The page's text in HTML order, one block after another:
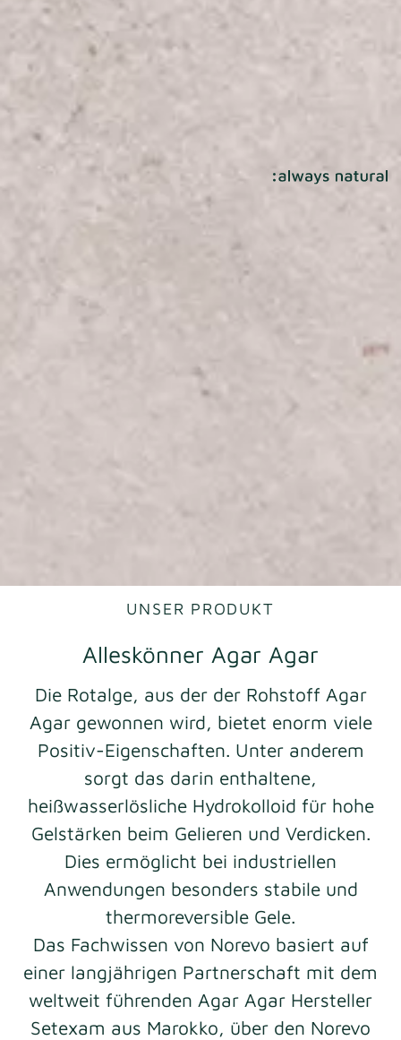
UNSER PRODUKT
Alleskönner Agar Agar
Die Rotalge, aus der der Rohstoff Agar
Agar gewonnen wird, bietet enorm viele
Positiv-Eigenschaften. Unter anderem
sorgt das darin enthaltene,
heißwasserlösliche Hydrokolloid für hohe
Gelstärken beim Gelieren und Verdicken.
Dies ermöglicht bei industriellen
Anwendungen besonders stabile und
thermoreversible Gele.
Das Fachwissen von Norevo basiert auf
einer langjährigen Partnerschaft mit dem
weltweit führenden Agar Agar Hersteller
Setexam aus Marokko, über den Norevo